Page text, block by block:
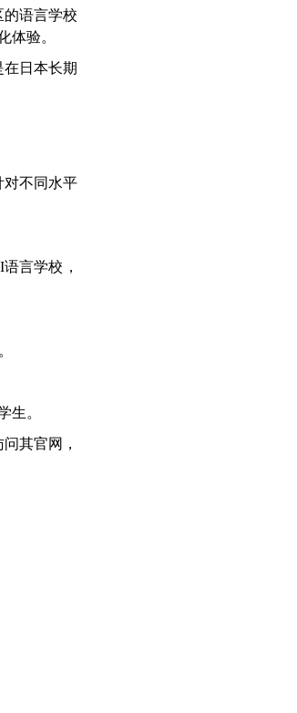
语言学校
体验。
日本长期
不同水平
言学校，
生。
其官网，